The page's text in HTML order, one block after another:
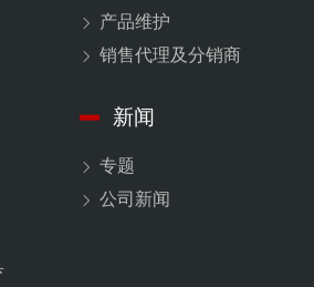
产品维护
销售代理及分销商
新闻
专题
公司新闻